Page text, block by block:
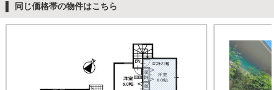
同じ価格帯の物件はこちら